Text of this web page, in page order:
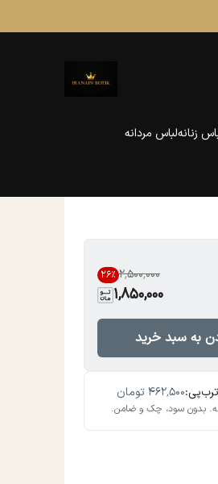
زنانهلباس مردانه
۲٬۵۰۰٬۰۰۰ 26%
1,850,000
به سبد خرید
۴۶۲٬۵۰۰تومان